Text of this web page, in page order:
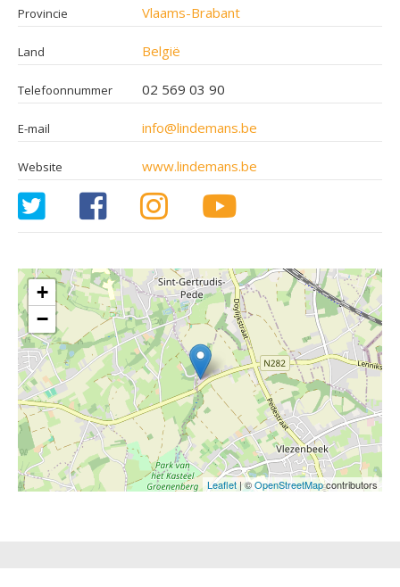
Provincie Vlaams-Brabant
Land België
Telefoonnummer 02 569 03 90
E-mail info@lindemans.be
Website www.lindemans.be
+
−
Leaflet | ©OpenStreetMapcontributors